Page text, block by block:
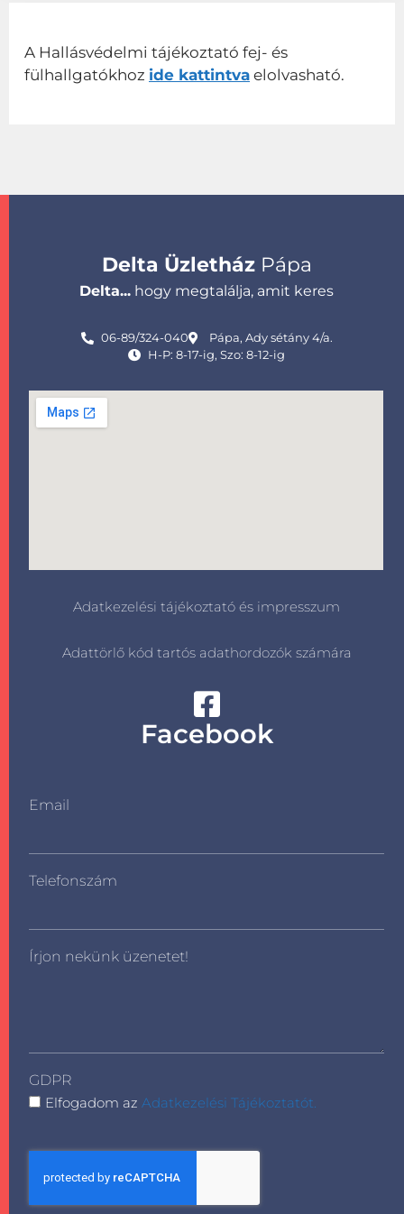
A Hallásvédelmi tájékoztató fej- és
fülhallgatókhoz ide kattintva elolvasható.
Delta ÜzletházPápa
Delta... hogy megtalálja, amit keres
06-89/324-040
Pápa, Ady sétány 4/a.
H-P: 8-17-ig, Szo: 8-12-ig
Adatkezelési tájékoztató és impresszum
Adattörlő kód tartós adathordozók számára
Facebook
Email
Telefonszám
Írjon nekünk üzenetet!
GDPR
Elfogadom azAdatkezelési Tájékoztatót.